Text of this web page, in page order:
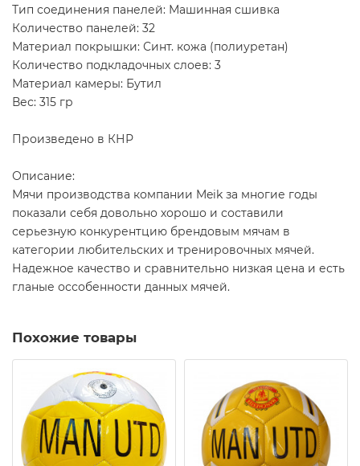
Тип соединения панелей: Машинная сшивка
Количество панелей: 32
Материал покрышки: Синт. кожа (полиуретан)
Количество подкладочных слоев: 3
Материал камеры: Бутил
Вес: 315 гр
Произведено в КНР
Описание:
Мячи производства компании Meik за многие годы
показали себя довольно хорошо и составили
серьезную конкурентцию брендовым мячам в
категории любительских и тренировочных мячей.
Надежное качество и сравнительно низкая цена и есть
гланые оссобенности данных мячей.
Похожие товары